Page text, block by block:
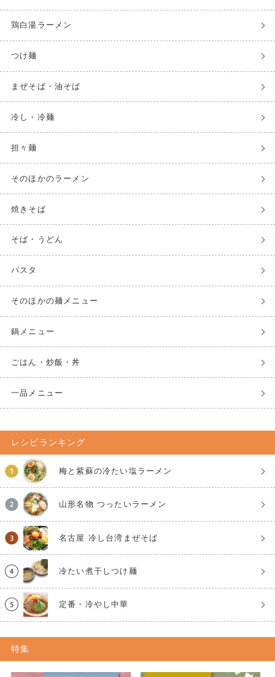
鶏白湯ラーメン
つけ麺
まぜそば・油そば
冷し・冷麺
担々麺
そのほかのラーメン
焼きそば
そば・うどん
パスタ
そのほかの麺メニュー
鍋メニュー
ごはん・炒飯・丼
一品メニュー
レシピランキング
梅と紫蘇の冷たい塩ラーメン
山形名物 つったいラーメン
名古屋 冷し台湾まぜそば
冷たい煮干しつけ麺
定番・冷やし中華
特集